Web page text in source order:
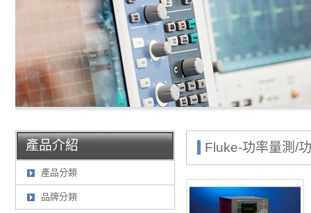
產品介紹
產品分類
品牌分類
Fluke-功率量測/